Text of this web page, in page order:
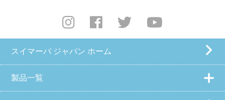
スイマーバ ジャパン ホーム
製品一覧